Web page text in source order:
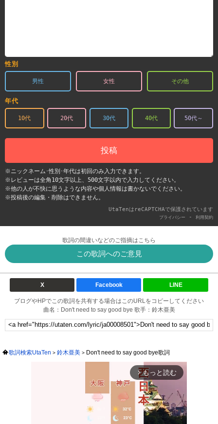
性別
男性 女性 その他
年代
10代 20代 30代 40代 50代～
投稿
※ニックネーム･性別･年代は初回のみ入力できます。
※レビューは全角10文字以上、500文字以内で入力してください。
※他の人が不快に思うような内容や個人情報は書かないでください。
※投稿後の編集・削除はできません。
UtaTenはreCAPTCHAで保護されています
プライバシー - 利用契約
歌詞の間違いなどのご指摘はこちら
この歌詞へのご意見
X Facebook LINE
ブログやHPでこの歌詞を共有する場合はこのURLをコピーしてください
曲名：Don't need to say good bye 歌手：鈴木亜美
歌詞検索UtaTen 鈴木亜美 Don't need to say good bye歌詞
arrow_forward_ios もっと読む